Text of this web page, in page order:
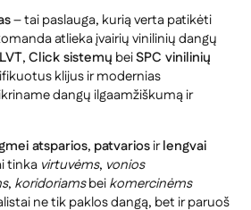
– tai paslauga, kurią verta patikėti
atlieka įvairių vinilinių dangų
,Click sistemų beiSPC vinilinių
klijus ir modernias
dangų ilgaamžiškumą ir
atsparios, patvariosirlengvai
tinka virtuvėms, vonios
, koridoriamsbeikomercinėms
ne tik paklos dangą, bet ir paruoš